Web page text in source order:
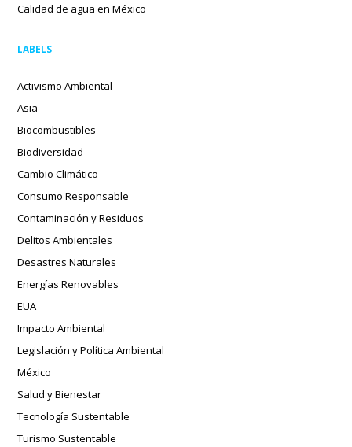
Calidad de agua en México
LABELS
Activismo Ambiental
Asia
Biocombustibles
Biodiversidad
Cambio Climático
Consumo Responsable
Contaminación y Residuos
Delitos Ambientales
Desastres Naturales
Energías Renovables
EUA
Impacto Ambiental
Legislación y Política Ambiental
México
Salud y Bienestar
Tecnología Sustentable
Turismo Sustentable